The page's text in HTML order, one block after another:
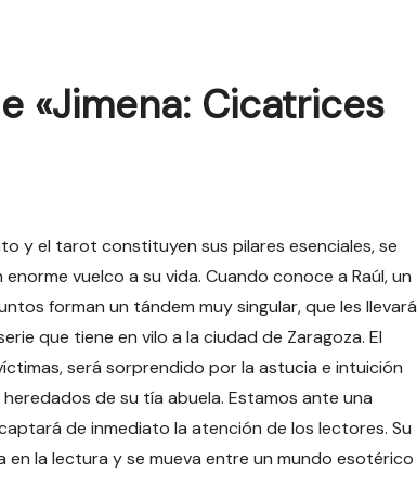
«Jimena: Cicatrices
y el tarot constituyen sus pilares esenciales, se
vuelco a su vida. Cuando conoce a Raúl, un
forman un tándem muy singular, que les llevará
que tiene en vilo a la ciudad de Zaragoza. El
será sorprendido por la astucia e intuición
de su tía abuela. Estamos ante una
de inmediato la atención de los lectores. Su
la lectura y se mueva entre un mundo esotérico